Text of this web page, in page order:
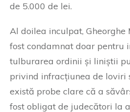
de 5.000 de lei.
Al doilea inculpat, Gheorghe
fost condamnat doar pentru
tulburarea ordinii și liniștii
privind infracțiunea de loviri
există probe clare că a
fost obligat de judecători la